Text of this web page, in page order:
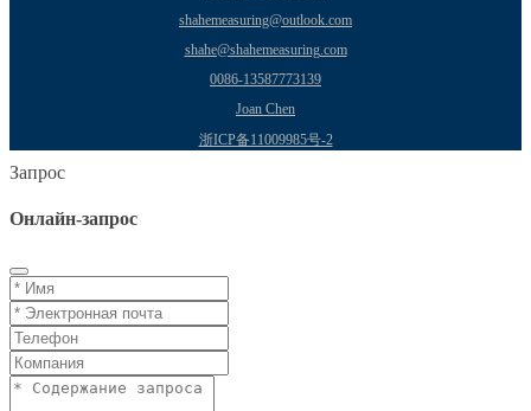
shahemeasuring@outlook.com
shahe@shahemeasuring.com
0086-13587773139
Joan Chen
浙ICP备11009985号-2
Запрос
Онлайн-запрос